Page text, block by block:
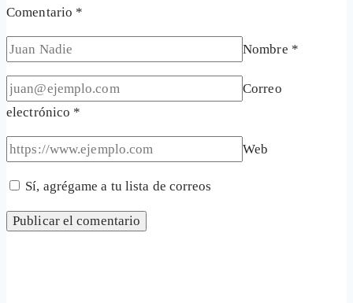
Comentario *
Nombre *
Correo
electrónico *
Web
Sí, agrégame a tu lista de correos